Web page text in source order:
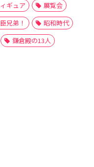
ギュア
展覧会
兄弟！
昭和時代
鎌倉殿の13人